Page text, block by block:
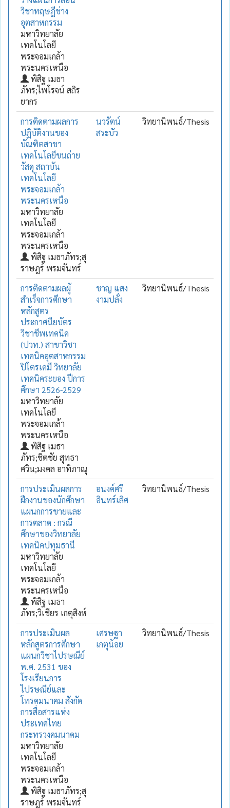
วิชาทฤษฎีช่าง
อุตสาหกรรม
มหาวิทยาลัย
เทคโนโลยี
พระจอมเกล้า
พระนครเหนือ
พิสิฐ เมธา
ภัทร;ไพโรจน์ สถิร
ยากร
การติดตามผลการ
ปฏิบัติงานของ
บัณฑิตสาขา
เทคโนโลยีขนถ่าย
วัสดุ สถาบัน
เทคโนโลยี
พระจอมเกล้า
พระนครเหนือ
มหาวิทยาลัย
เทคโนโลยี
พระจอมเกล้า
พระนครเหนือ
พิสิฐ เมธาภัทร;สุ
ราษฎร์ พรมจันทร์
นวรัตน์
สระบัว
วิทยานิพนธ์/Thesis
การติดตามผลผู้
สำเร็จการศึกษา
หลักสูตร
ประกาศนียบัตร
วิชาชีพเทคนิค
(ปวท.) สาขาวิชา
เทคนิคอุตสาหกรรม
ปิโตรเคมี วิทยาลัย
เทคนิคระยอง ปีการ
ศึกษา 2526-2529
มหาวิทยาลัย
เทคโนโลยี
พระจอมเกล้า
พระนครเหนือ
พิสิฐ เมธา
ภัทร;ชิตชัย สุทธา
ศวิน;มงคล อาทิภาณุ
ชาญ แสง
งามปลั่ง
วิทยานิพนธ์/Thesis
การประเมินผลการ
ฝึกงานของนักศึกษา
แผนกการขายและ
การตลาด : กรณี
ศึกษาของวิทยาลัย
เทคนิคปทุมธานี
มหาวิทยาลัย
เทคโนโลยี
พระจอมเกล้า
พระนครเหนือ
พิสิฐ เมธา
ภัทร;วิเชียร เกตุสิงห์
อนงค์ศรี
อินทร์เลิศ
วิทยานิพนธ์/Thesis
การประเมินผล
หลักสูตรการศึกษา
แผนกวิชาไปรษณีย์
พ.ศ. 2531 ของ
โรงเรียนการ
ไปรษณีย์และ
โทรคมนาคม สังกัด
การสื่อสารแห่ง
ประเทศไทย
กระทรวงคมนาคม
มหาวิทยาลัย
เทคโนโลยี
พระจอมเกล้า
พระนครเหนือ
พิสิฐ เมธาภัทร;สุ
ราษฎร์ พรมจันทร์
เศรษฐา
เกตุน้อย
วิทยานิพนธ์/Thesis